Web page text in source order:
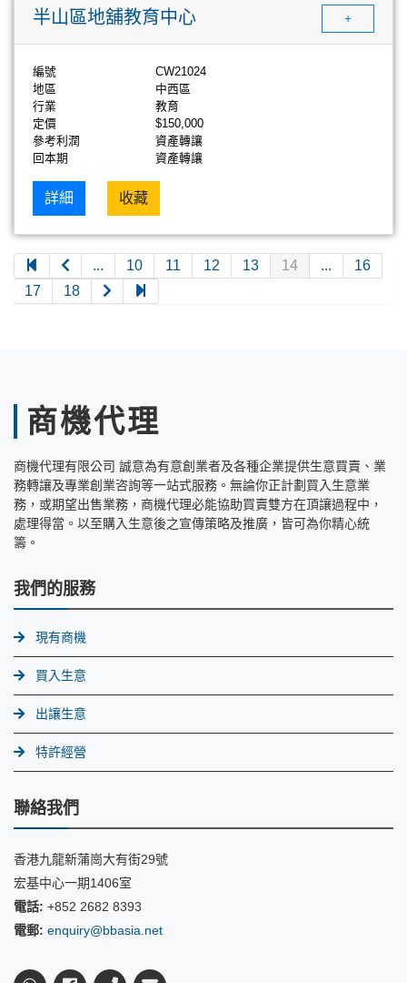
半山區地舖教育中心 +
編號
CW21024
地區
中西區
行業
教育
定價
$150,000
參考利潤
資產轉讓
回本期
資產轉讓
詳細 收藏
... 10 11 12 13 14 ...
16
17
18
商機代理
商機代理有限公司 誠意為有意創業者及各種企業提供生意買賣、業
務轉讓及專業創業咨詢等一站式服務。無論你正計劃買入生意業
務，或期望出售業務，商機代理必能協助買賣雙方在頂讓過程中，
處理得當。以至購入生意後之宣傳策略及推廣，皆可為你精心統
籌。
我們的服務
現有商機
買入生意
出讓生意
特許經營
聯絡我們
香港九龍新蒲崗大有街29號
宏基中心一期1406室
電話: +852 2682 8393
電郵: enquiry@bbasia.net